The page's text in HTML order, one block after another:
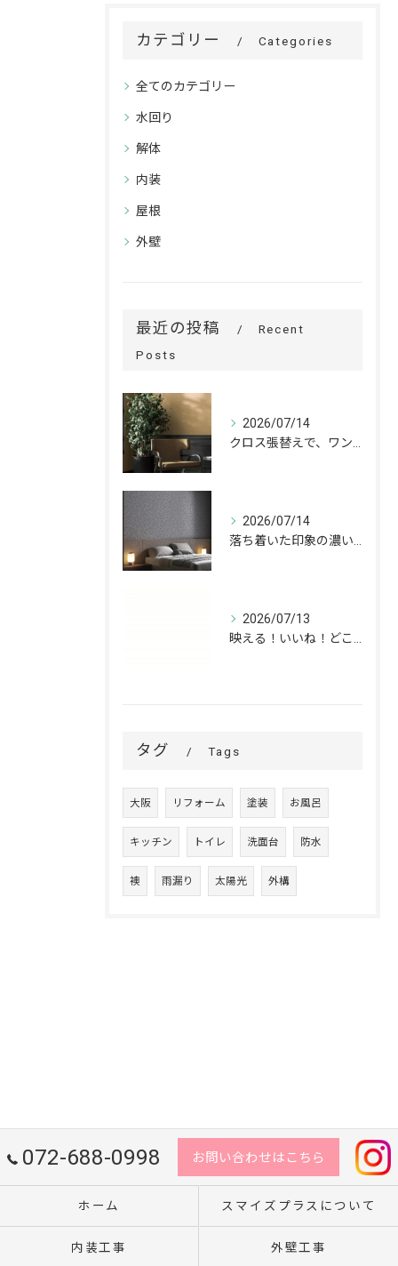
カテゴリー Categories
全てのカテゴリー
水回り
解体
内装
屋根
外壁
最近の投稿
Recent
Posts
2026/07/14
クロス張替えで、ワンランク上の空間へ。
2026/07/14
落ち着いた印象の濃いグレーが、お部屋をワンランク上の空間へ。
2026/07/13
映える！いいね！どこでも高槻✨
タグ Tags
大阪 リフォーム 塗装 お風呂
キッチン トイレ 洗面台 防水
襖 雨漏り 太陽光 外構
072-688-0998 お問い合わせはこちら
ホーム スマイズプラスについて
内装工事 外壁工事